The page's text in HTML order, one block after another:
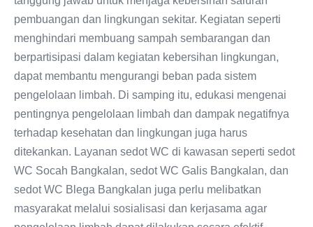
pembuangan dan lingkungan sekitar. Kegiatan seperti
menghindari membuang sampah sembarangan dan
berpartisipasi dalam kegiatan kebersihan lingkungan,
dapat membantu mengurangi beban pada sistem
pengelolaan limbah. Di samping itu, edukasi mengenai
pentingnya pengelolaan limbah dan dampak negatifnya
terhadap kesehatan dan lingkungan juga harus
ditekankan. Layanan sedot WC di kawasan seperti sedot
WC Socah Bangkalan, sedot WC Galis Bangkalan, dan
sedot WC Blega Bangkalan juga perlu melibatkan
masyarakat melalui sosialisasi dan kerjasama agar